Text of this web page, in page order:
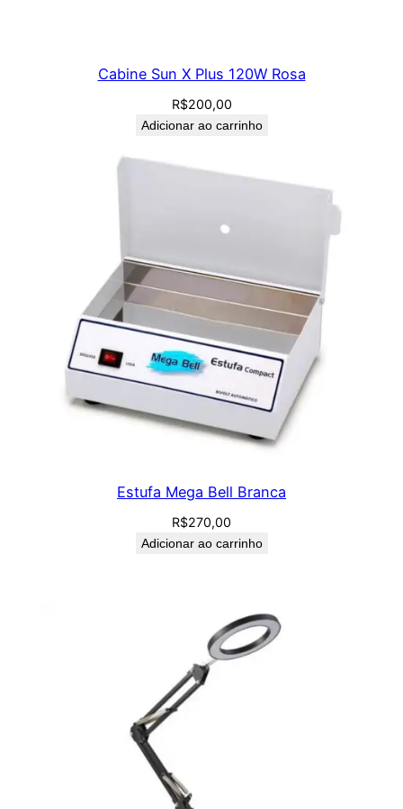
Cabine Sun X Plus 120W Rosa
R$200,00
Adicionar ao carrinho
Estufa Mega Bell Branca
R$270,00
Adicionar ao carrinho